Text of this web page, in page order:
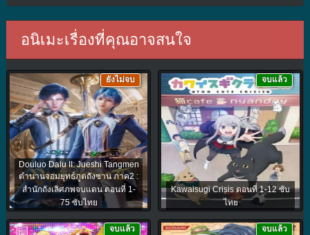
อนิเมะเรื่องที่คุณอาจสนใจ
Douluo Dalu II: Jueshi Tangmen
ตำนานจอมยุทธ์ภูตถังซาน ภาค2 :
สำนักถังเลิศภพจบแดน ตอนที่ 1-
75 ซับไทย
ยังไม่จบ
Kawaisugi Crisis ตอนที่ 1-12 ซับ
ไทย
จบแล้ว
จบแล้ว จบแล้ว